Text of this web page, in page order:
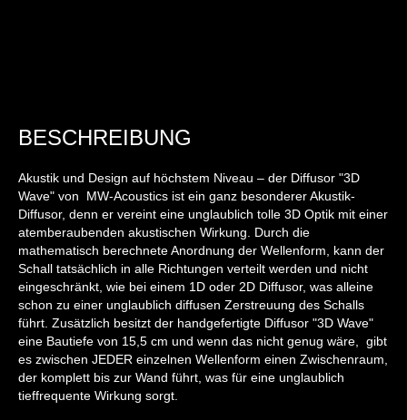
BESCHREIBUNG
Akustik und Design auf höchstem Niveau – der Diffusor "3D
Wave" von MW-Acoustics ist ein ganz besonderer Akustik-
Diffusor, denn er vereint eine unglaublich tolle 3D Optik mit einer
atemberaubenden akustischen Wirkung. Durch die
mathematisch berechnete Anordnung der Wellenform, kann der
Schall tatsächlich in alle Richtungen verteilt werden und nicht
eingeschränkt, wie bei einem 1D oder 2D Diffusor, was alleine
schon zu einer unglaublich diffusen Zerstreuung des Schalls
führt. Zusätzlich besitzt der handgefertigte Diffusor "3D Wave"
eine Bautiefe von 15,5 cm und wenn das nicht genug wäre, gibt
es zwischen JEDER einzelnen Wellenform einen Zwischenraum,
der komplett bis zur Wand führt, was für eine unglaublich
tieffrequente Wirkung sorgt.